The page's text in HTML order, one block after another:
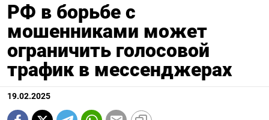
РФ в борьбе с
мошенниками может
ограничить голосовой
трафик в мессенджерах
19.02.2025